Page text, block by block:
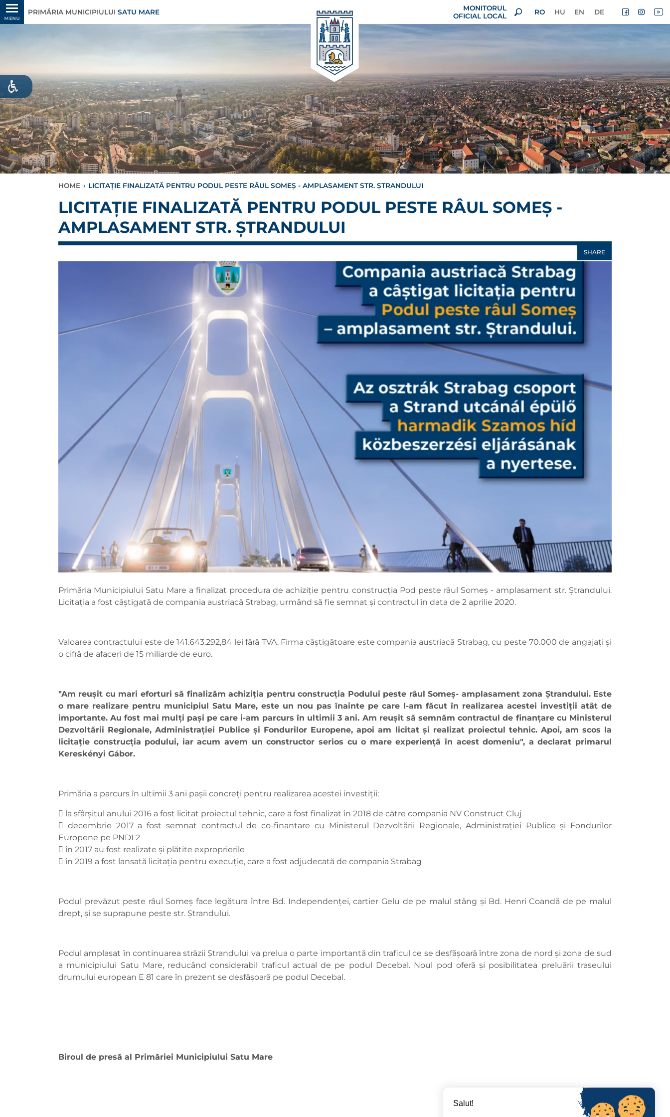
MENU
PRIMĂRIA MUNICIPIULUI SATU MARE
MONITORUL
OFICIAL LOCAL
RO HU EN DE
HOME › LICITAȚIE FINALIZATĂ PENTRU PODUL PESTE RÂUL SOMEȘ - AMPLASAMENT STR. ȘTRANDULUI
LICITAȚIE FINALIZATĂ PENTRU PODUL PESTE RÂUL SOMEȘ -
AMPLASAMENT STR. ȘTRANDULUI
SHARE
Primăria Municipiului Satu Mare a finalizat procedura de achiziție pentru construcția Pod peste râul Someș - amplasament str. Ștrandului.
Licitația a fost câștigată de compania austriacă Strabag, urmând să fie semnat și contractul în data de 2 aprilie 2020.
Valoarea contractului este de 141.643.292,84 lei fără TVA. Firma câștigătoare este compania austriacă Strabag, cu peste 70.000 de angajați și
o cifră de afaceri de 15 miliarde de euro.
"Am reușit cu mari eforturi să finalizăm achiziția pentru construcția Podului peste râul Someș- amplasament zona Ștrandului. Este
o mare realizare pentru municipiul Satu Mare, este un nou pas înainte pe care l-am făcut în realizarea acestei investiții atât de
importante. Au fost mai mulți pași pe care i-am parcurs în ultimii 3 ani. Am reușit să semnăm contractul de finanțare cu Ministerul
Dezvoltării Regionale, Administrației Publice şi Fondurilor Europene, apoi am licitat și realizat proiectul tehnic. Apoi, am scos la
licitație construcția podului, iar acum avem un constructor serios cu o mare experiență în acest domeniu", a declarat primarul
Kereskényi Gábor.
Primăria a parcurs în ultimii 3 ani pașii concreți pentru realizarea acestei investiții:
 la sfârșitul anului 2016 a fost licitat proiectul tehnic, care a fost finalizat în 2018 de către compania NV Construct Cluj
 decembrie 2017 a fost semnat contractul de co-finantare cu Ministerul Dezvoltării Regionale, Administrației Publice și Fondurilor
Europene pe PNDL2
 în 2017 au fost realizate și plătite exproprierile
 în 2019 a fost lansată licitația pentru execuție, care a fost adjudecată de compania Strabag
Podul prevăzut peste râul Someş face legătura între Bd. Independenţei, cartier Gelu de pe malul stâng şi Bd. Henri Coandă de pe malul
drept, şi se suprapune peste str. Ştrandului.
Podul amplasat în continuarea străzii Ştrandului va prelua o parte importantă din traficul ce se desfăşoară între zona de nord şi zona de sud
a municipiului Satu Mare, reducând considerabil traficul actual de pe podul Decebal. Noul pod oferă şi posibilitatea preluării traseului
drumului european E 81 care în prezent se desfăşoară pe podul Decebal.
Biroul de presă al Primăriei Municipiului Satu Mare
Salut!